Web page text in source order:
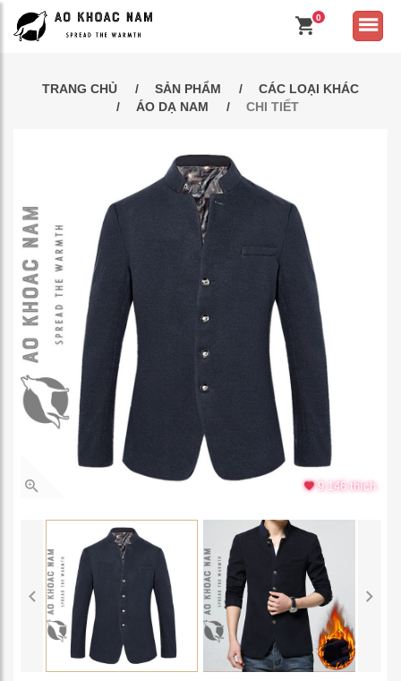
0
TRANG CHỦ SẢN PHẨM
CÁC LOẠI KHÁC
ÁO DẠ NAM
CHI TIẾT
9.146 thích